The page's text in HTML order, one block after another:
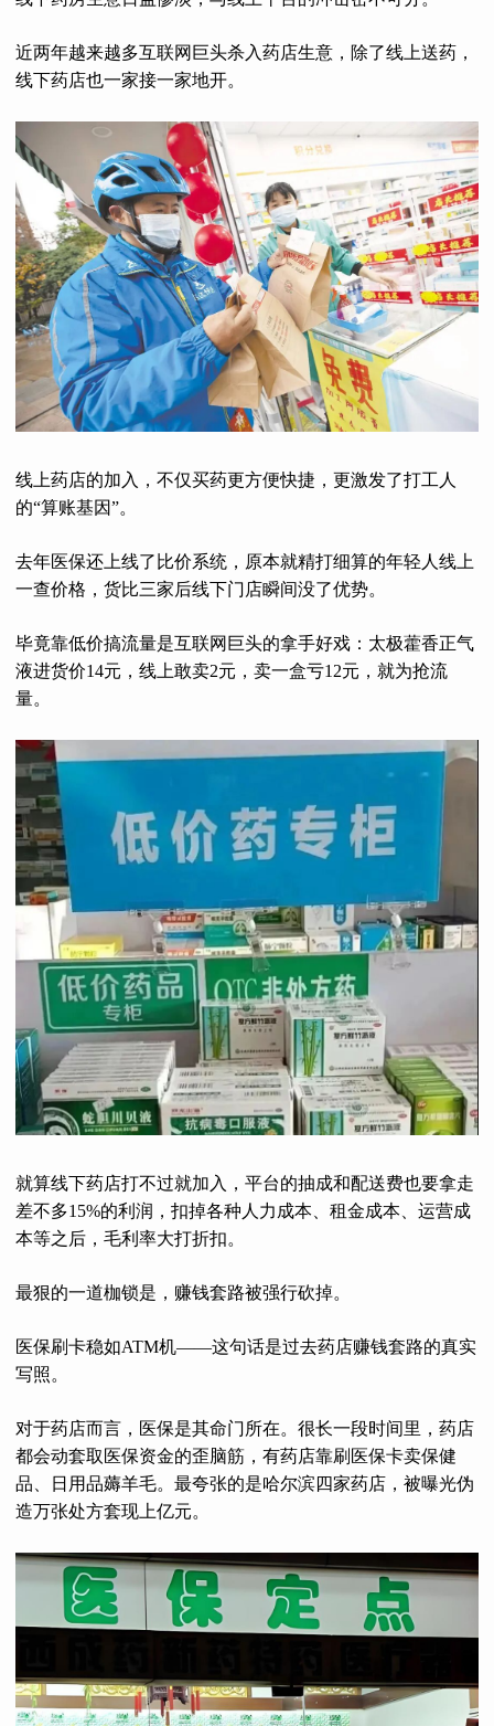
近两年越来越多互联网巨头杀入药店生意，除了线上送药，
线下药店也一家接一家地开。
线上药店的加入，不仅买药更方便快捷，更激发了打工人
的“算账基因”。
去年医保还上线了比价系统，原本就精打细算的年轻人线上
一查价格，货比三家后线下门店瞬间没了优势。
毕竟靠低价搞流量是互联网巨头的拿手好戏：太极藿香正气
液进货价14元，线上敢卖2元，卖一盒亏12元，就为抢流
量。
就算线下药店打不过就加入，平台的抽成和配送费也要拿走
差不多15%的利润，扣掉各种人力成本、租金成本、运营成
本等之后，毛利率大打折扣。
最狠的一道枷锁是，赚钱套路被强行砍掉。
医保刷卡稳如ATM机——这句话是过去药店赚钱套路的真实
写照。
对于药店而言，医保是其命门所在。很长一段时间里，药店
都会动套取医保资金的歪脑筋，有药店靠刷医保卡卖保健
品、日用品薅羊毛。最夸张的是哈尔滨四家药店，被曝光伪
造万张处方套现上亿元。